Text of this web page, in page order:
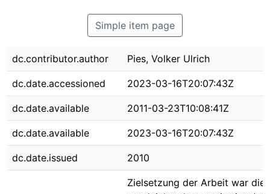
Simple item page
dc.contributor.author Pies, Volker Ulrich
dc.date.accessioned 2023-03-16T20:07:43Z
dc.date.available 2011-03-23T10:08:41Z
dc.date.available 2023-03-16T20:07:43Z
dc.date.issued 2010
Zielsetzung der Arbeit war die